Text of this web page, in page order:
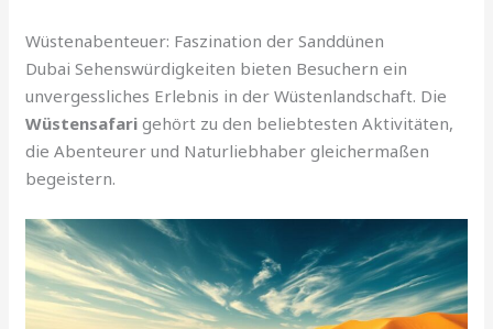
Wüstenabenteuer: Faszination der Sanddünen
Dubai Sehenswürdigkeiten bieten Besuchern ein
unvergessliches Erlebnis in der Wüstenlandschaft. Die
Wüstensafari gehört zu den beliebtesten Aktivitäten,
die Abenteurer und Naturliebhaber gleichermaßen
begeistern.